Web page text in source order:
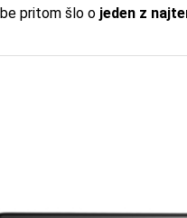
pritom šlo o jeden z